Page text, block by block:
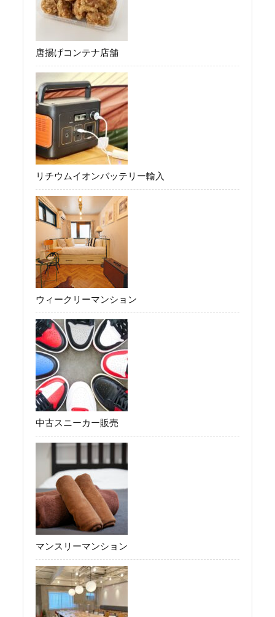
唐揚げコンテナ店舗
リチウムイオンバッテリー輸入
ウィークリーマンション
中古スニーカー販売
マンスリーマンション